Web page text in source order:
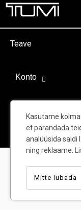
Teave
Konto
©
Kasutame
et parandada
analüüsida saidi
ning reklaame.
Mitte lubada